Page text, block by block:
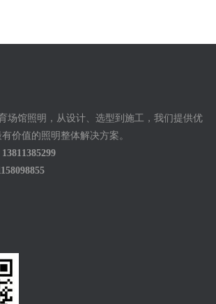
场馆照明，从设计、选型到施工，我们提供优
价值的照明整体解决方案。
13811385299